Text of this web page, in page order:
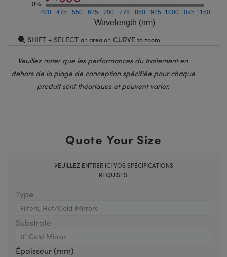
Wavelength (nm)
400 475 550 625 700 775 850 925 1000 1075 1150
0%
SHIFT + SELECT an area on CURVE to zoom
Veuillez noter que les performances du traitement en
dehors de la plage de conception spécifiée pour chaque
produit sont théoriques et peuvent varier.
Quote Your Size
VEUILLEZ ENTRER ICI VOS SPÉCIFICATIONS
REQUISES:
Type
Substrate
Épaisseur (mm)